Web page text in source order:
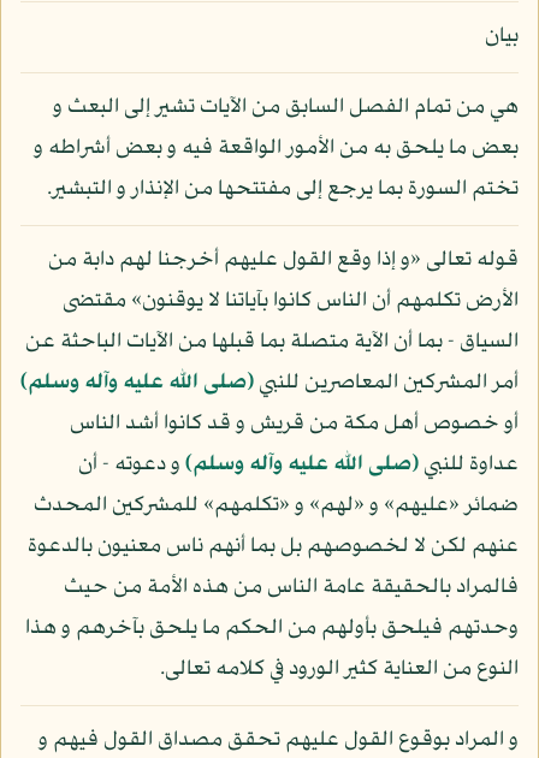
بيان
هي من تمام الفصل السابق من الآيات تشير إلى البعث و
بعض ما يلحق به من الأمور الواقعة فيه و بعض أشراطه و
تختم السورة بما يرجع إلى مفتتحها من الإنذار و التبشير.
قوله تعالى «و إذا وقع القول عليهم أخرجنا لهم دابة من
الأرض تكلمهم أن الناس كانوا بآياتنا لا يوقنون» مقتضى
السياق - بما أن الآية متصلة بما قبلها من الآيات الباحثة عن
أمر المشركين المعاصرين للنبي(صلى الله عليه وآله وسلم)
أو خصوص أهل مكة من قريش و قد كانوا أشد الناس
عداوة للنبي(صلى الله عليه وآله وسلم)و دعوته - أن
ضمائر «عليهم» و «لهم» و «تكلمهم» للمشركين المحدث
عنهم لكن لا لخصوصهم بل بما أنهم ناس معنيون بالدعوة
فالمراد بالحقيقة عامة الناس من هذه الأمة من حيث
وحدتهم فيلحق بأولهم من الحكم ما يلحق بآخرهم و هذا
النوع من العناية كثير الورود في كلامه تعالى.
و المراد بوقوع القول عليهم تحقق مصداق القول فيهم و